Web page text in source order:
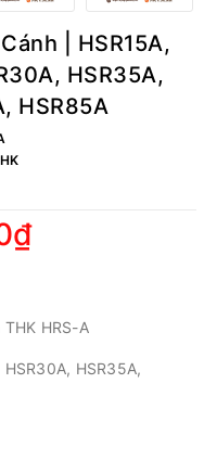
| HSR15A,
HSR35A,
HSR85A
HRS-A
HSR35A,